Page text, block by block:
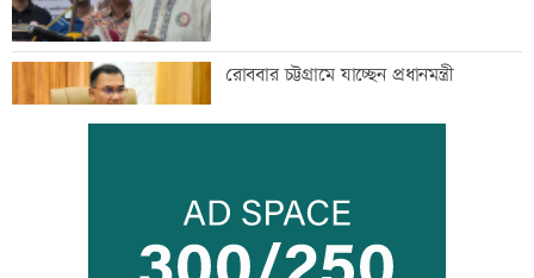
রোববার চট্টগ্রামে যাচ্ছেন প্রধানমন্ত্রী
বিয়ে না করার কারণ জানালেন আমিশা